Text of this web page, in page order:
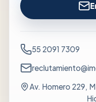
55 2091 7309
Av. Homero 229,